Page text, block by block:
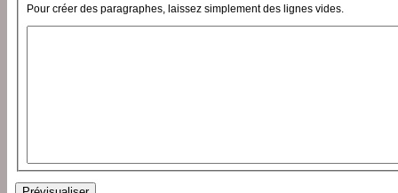
Pour créer des paragraphes, laissez simplement des lignes vides.